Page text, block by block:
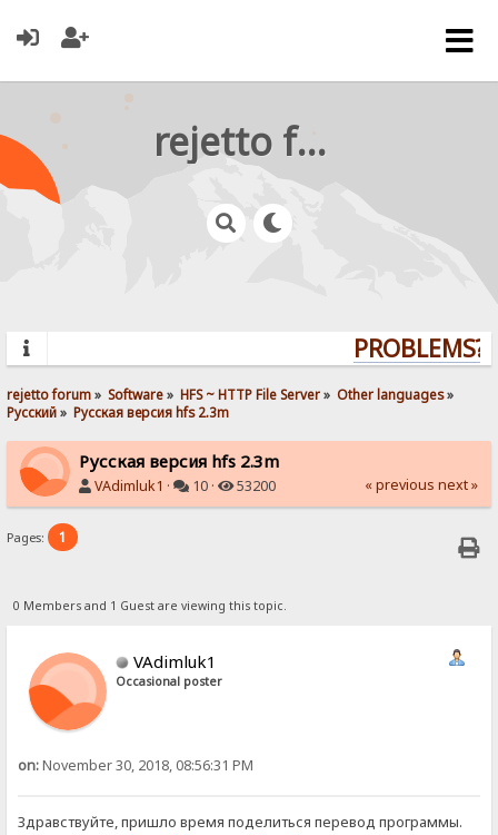
rejetto forum
PROBLEMS?
rejetto forum» Software» HFS ~ HTTP File Server» Other languages»
Pусский» Русская версия hfs 2.3m
Русская версия hfs 2.3m
VAdimluk1 · 10 · 53200 « previous next »
Pages: 1
0 Members and 1 Guest are viewing this topic.
VAdimluk1
Occasional poster
on:November 30, 2018, 08:56:31 PM
Здравствуйте, пришло время поделиться перевод программы.